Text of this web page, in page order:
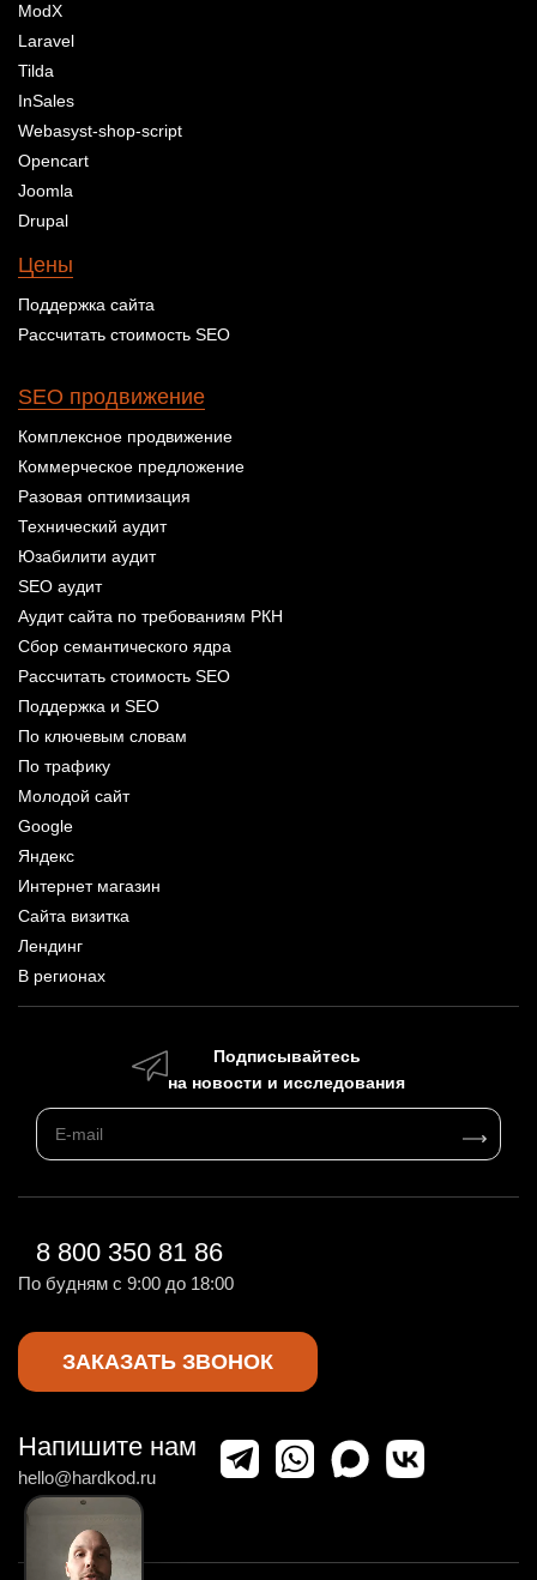
ModX
Laravel
Tilda
InSales
Webasyst-shop-script
Opencart
Joomla
Drupal
Цены
Поддержка сайта
Рассчитать стоимость SEO
SEO продвижение
Комплексное продвижение
Коммерческое предложение
Разовая оптимизация
Технический аудит
Юзабилити аудит
SEO аудит
Аудит сайта по требованиям РКН
Сбор семантического ядра
Рассчитать стоимость SEO
Поддержка и SEO
По ключевым словам
По трафику
Молодой сайт
Google
Яндекс
Интернет магазин
Сайта визитка
Лендинг
В регионах
Подписывайтесь
на новости и исследования
8 800 350 81 86
По будням с 9:00 до 18:00
ЗАКАЗАТЬ ЗВОНОК
Напишите нам
hello@hardkod.ru